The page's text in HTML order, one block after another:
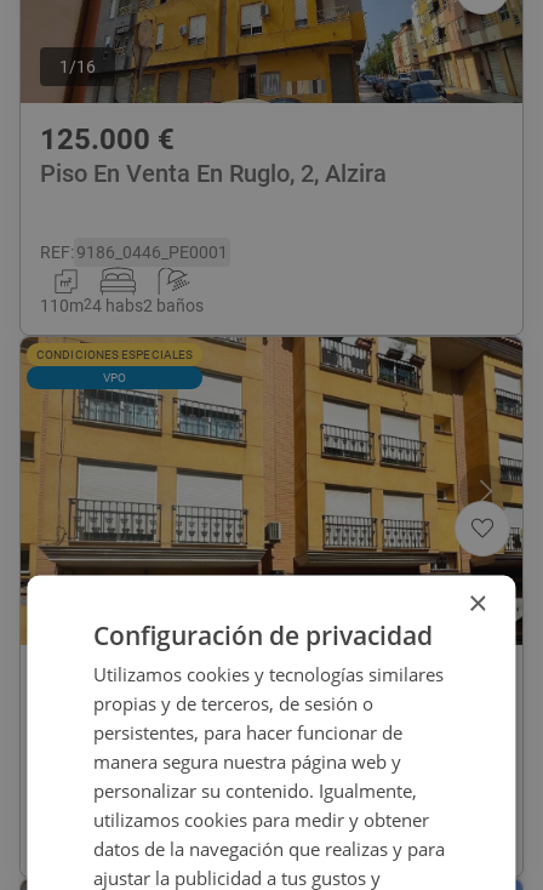
1 /16
125.000 €
Piso En Venta En Ruglo, 2, Alzira
REF:9186_0446_PE0001
110m24 habs2 baños
CONDICIONES ESPECIALES
VPO
95.000€
Piso En Venta En SALVADOR PERLES, 50,
Alzira
9165_0004_PE0001
3 habs 2 baños
×
Configuración de privacidad
Utilizamos cookies y tecnologías similares
propias y de terceros, de sesión o
persistentes, para hacer funcionar de
manera segura nuestra página web y
personalizar su contenido. Igualmente,
utilizamos cookies para medir y obtener
datos de la navegación que realizas y para
ajustar la publicidad a tus gustos y